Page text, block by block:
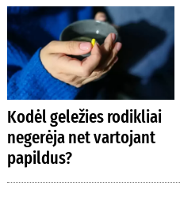
Kodėl geležies rodikliai
negerėja net vartojant
papildus?